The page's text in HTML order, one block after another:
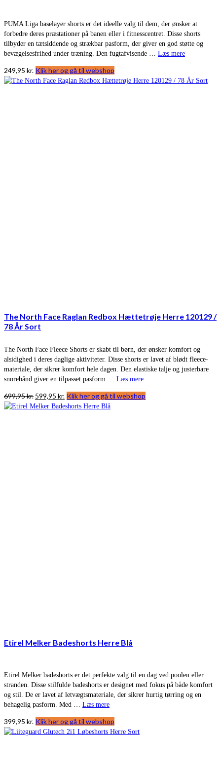
PUMA Liga baselayer shorts er det ideelle valg til dem, der ønsker at
forbedre deres præstationer på banen eller i fitnesscentret. Disse shorts
tilbyder en tætsiddende og strækbar pasform, der giver en god støtte og
bevægelsesfrihed under træning. Den fugtafvisende … Læs mere
249,95 kr. Klik her og gå til webshop
The North Face Raglan Redbox Hættetrøje Herre 120129 /
78 År Sort
The North Face Fleece Shorts er skabt til børn, der ønsker komfort og
alsidighed i deres daglige aktiviteter. Disse shorts er lavet af blødt fleece-
materiale, der sikrer komfort hele dagen. Den elastiske talje og justerbare
snorebånd giver en tilpasset pasform … Læs mere
699,95kr. Den
oprindelige
599,95 kr. Den
aktuelle
Klik her og gå til webshop
Etirel Melker Badeshorts Herre Blå
Etirel Melker badeshorts er det perfekte valg til en dag ved poolen eller
stranden. Disse stilfulde badeshorts er designet med fokus på både komfort
og stil. De er lavet af letvægtsmateriale, der sikrer hurtig tørring og en
behagelig pasform. Med … Læs mere
399,95 kr. Klik her og gå til webshop